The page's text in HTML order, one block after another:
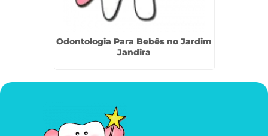
Odontologia Para Bebês no Jardim
Jandira